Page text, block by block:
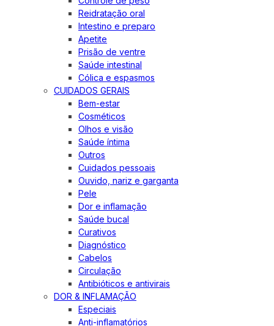
Reidratação oral
Intestino e preparo
Apetite
Prisão de ventre
Saúde intestinal
Cólica e espasmos
CUIDADOS GERAIS
Bem-estar
Cosméticos
Olhos e visão
Saúde íntima
Outros
Cuidados pessoais
Ouvido, nariz e garganta
Pele
Dor e inflamação
Saúde bucal
Curativos
Diagnóstico
Cabelos
Circulação
Antibióticos e antivirais
DOR & INFLAMAÇÃO
Especiais
Anti-inflamatórios